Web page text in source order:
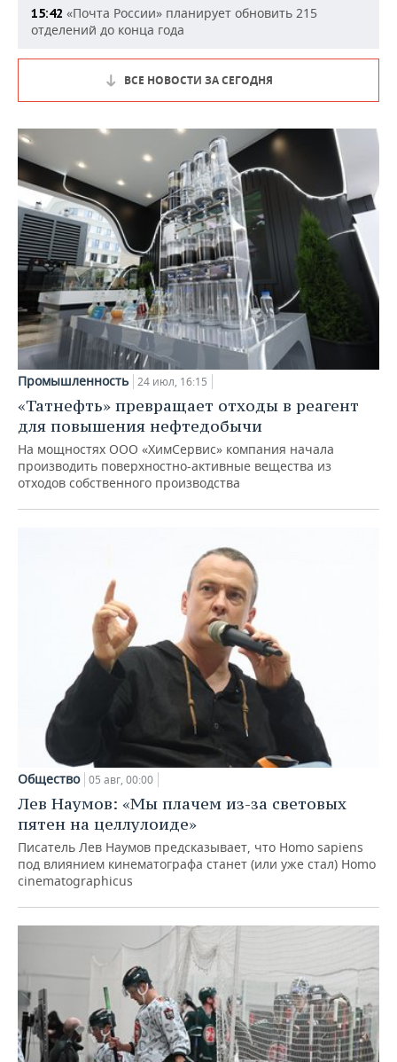
15:42 «Почта России» планирует обновить 215
отделений до конца года
ВСЕ НОВОСТИ ЗА СЕГОДНЯ
Промышленность 24 июл, 16:15
«Татнефть» превращает отходы в реагент
для повышения нефтедобычи
На мощностях ООО «ХимСервис» компания начала
производить поверхностно-активные вещества из
отходов собственного производства
Общество 05 авг, 00:00
Лев Наумов: «Мы плачем из-за световых
пятен на целлулоиде»
Писатель Лев Наумов предсказывает, что Homo sapiens
под влиянием кинематографа станет (или уже стал) Homo
cinematographicus